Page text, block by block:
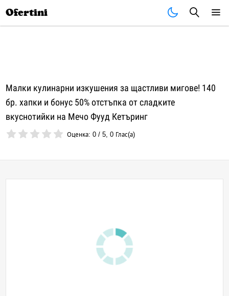
Ofertini
Малки кулинарни изкушения за щастливи мигове! 140
бр. хапки и бонус 50% отстъпка от сладките
вкуснотийки на Мечо Фууд Кетъринг
Оценка:0 /5,0 Глас(а)